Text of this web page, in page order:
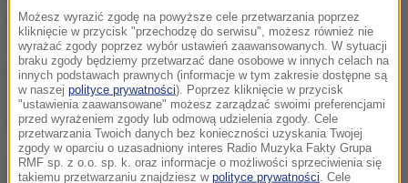
jak korzystać z fotoradarów. Prokuratura ustaliła, że
szkoleń jednak nie było. Ale firma dostała za to
pieniądze. Jej szef ma teraz usłyszeć zarzut
wyłudzenia pieniędzy. Chodzi o sumę ponad trzech
tysięcy złotych.
Prokuratura z Pszczyny wysłała już akta sprawy na
Możesz wyrazić zgodę na powyższe cele przetwarzania poprzez
kliknięcie w przycisk "przechodzę do serwisu", możesz również nie
wyrażać zgody poprzez wybór ustawień zaawansowanych. W sytuacji
braku zgody będziemy przetwarzać dane osobowe w innych celach na
innych podstawach prawnych (informacje w tym zakresie dostępne są
w naszej polityce prywatności). Poprzez kliknięcie w przycisk
"ustawienia zaawansowane" możesz zarządzać swoimi preferencjami
przed wyrażeniem zgody lub odmową udzielenia zgody. Cele
przetwarzania Twoich danych bez konieczności uzyskania Twojej
zgody w oparciu o uzasadniony interes Radio Muzyka Fakty Grupa
RMF sp. z o.o. sp. k. oraz informacje o możliwości sprzeciwienia się
takiemu przetwarzaniu znajdziesz w polityce prywatności . Cele